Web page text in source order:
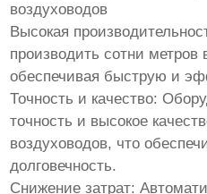
воздуховодов
Высокая
производить сотни метров
обеспечивая быструю и
Точность и качество:
точность и высокое
воздуховодов, что
долговечность.
Снижение затрат: